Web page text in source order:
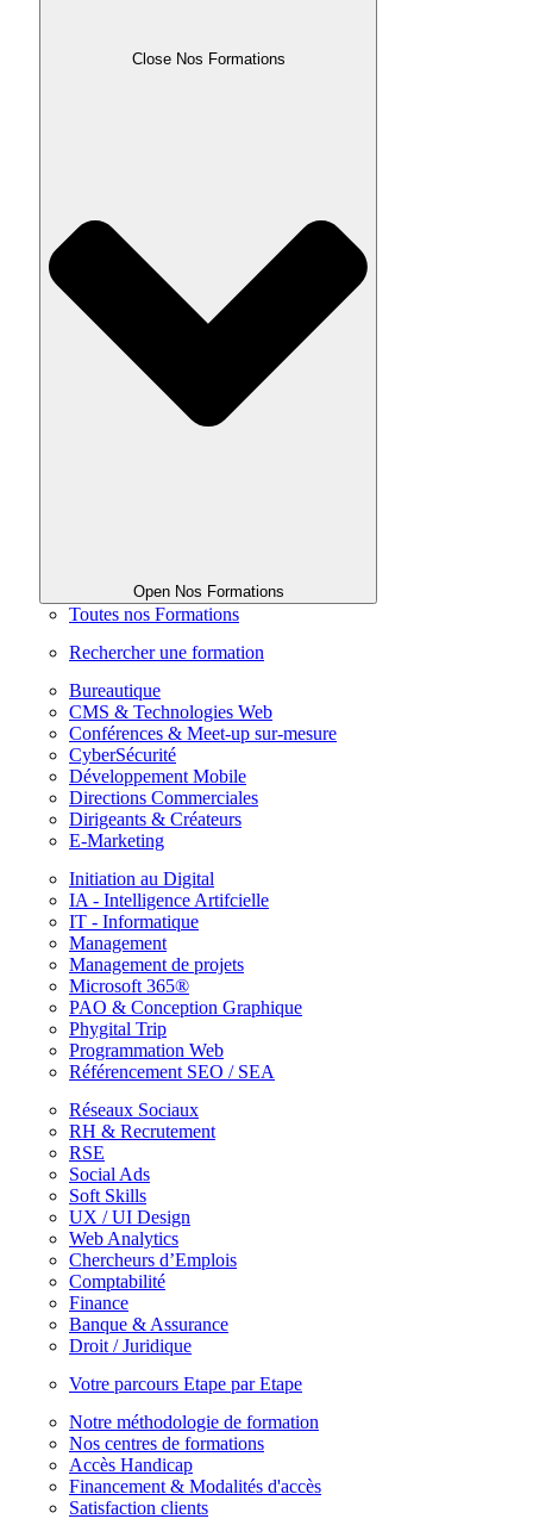
Close Nos Formations
Open Nos Formations
Toutes nos Formations
Rechercher une formation
Bureautique
CMS & Technologies Web
Conférences & Meet-up sur-mesure
CyberSécurité
Développement Mobile
Directions Commerciales
Dirigeants & Créateurs
E-Marketing
Initiation au Digital
IA - Intelligence Artifcielle
IT - Informatique
Management
Management de projets
Microsoft 365®
PAO & Conception Graphique
Phygital Trip
Programmation Web
Référencement SEO / SEA
Réseaux Sociaux
RH & Recrutement
RSE
Social Ads
Soft Skills
UX / UI Design
Web Analytics
Chercheurs d’Emplois
Comptabilité
Finance
Banque & Assurance
Droit / Juridique
Votre parcours Etape par Etape
Notre méthodologie de formation
Nos centres de formations
Accès Handicap
Financement & Modalités d'accès
Satisfaction clients